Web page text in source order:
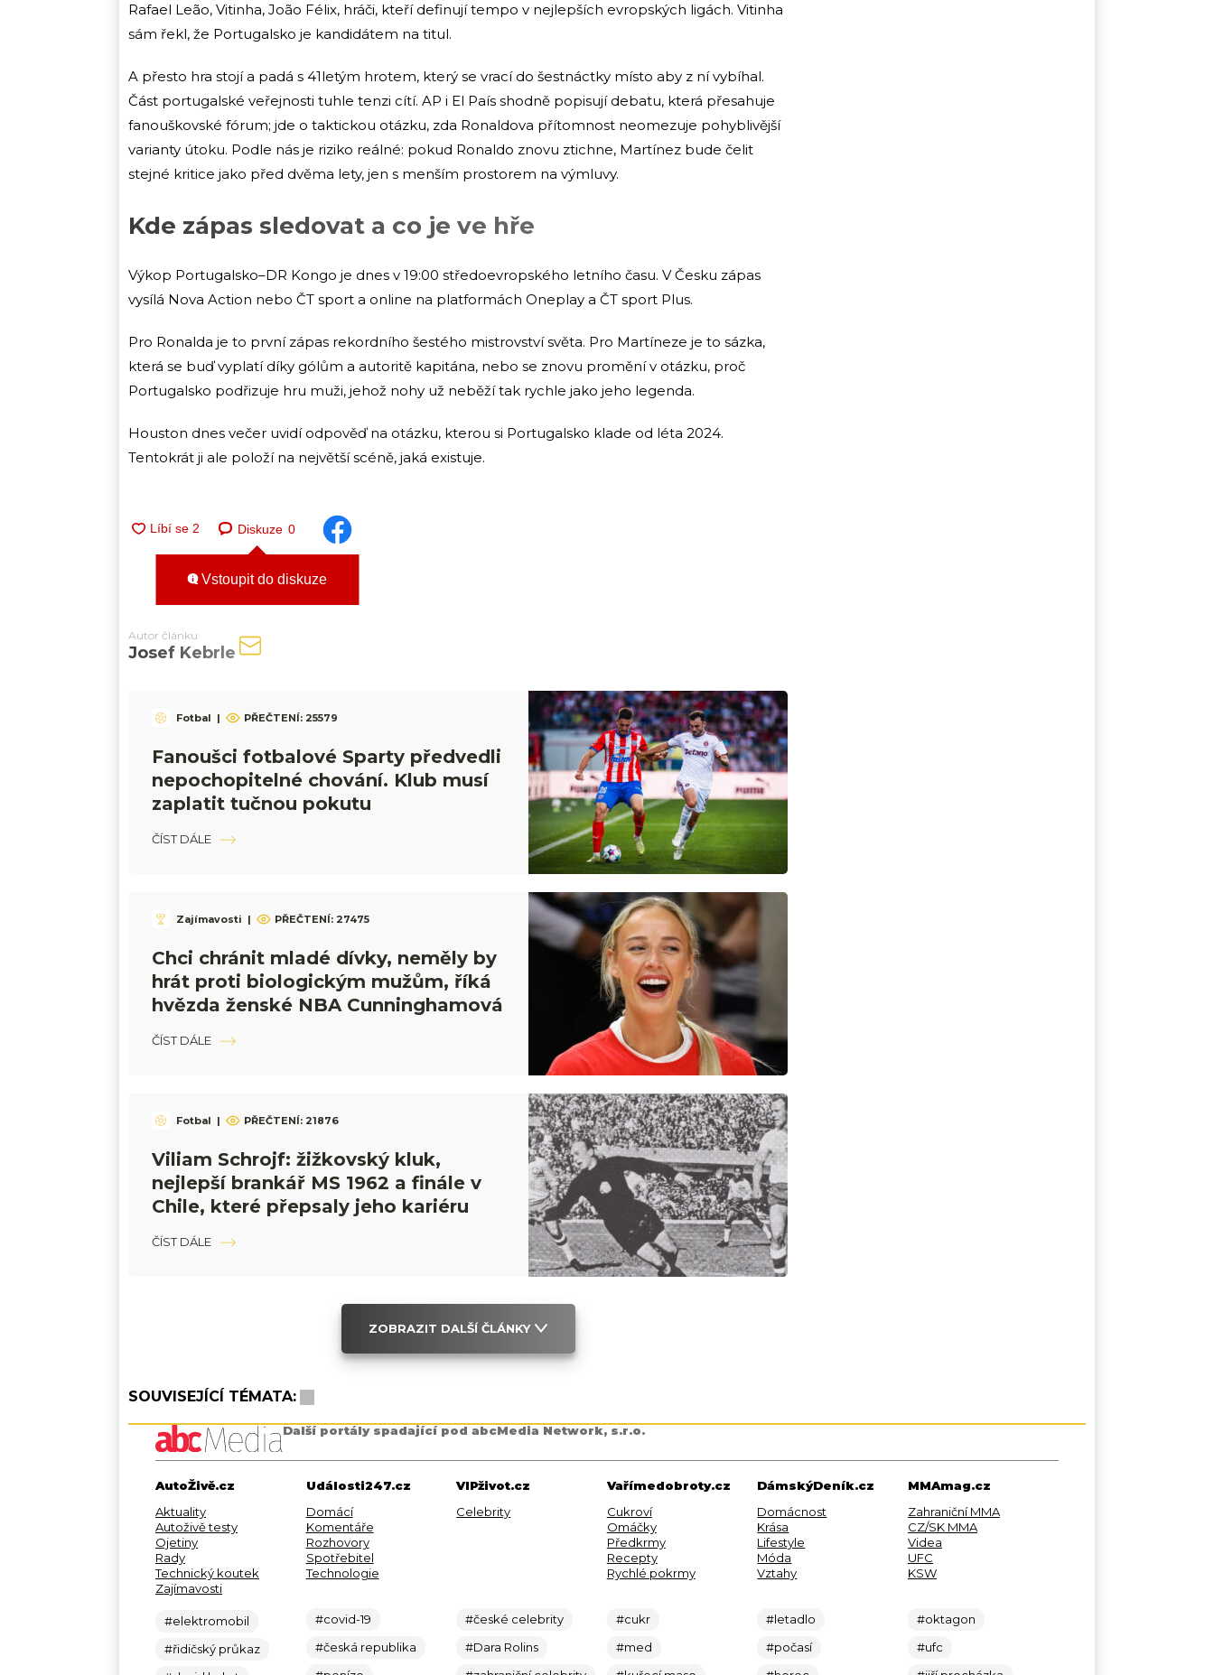
Rafael Leão, Vitinha, João Félix, hráči, kteří definují tempo v nejlepších evropských ligách. Vitinha
sám řekl, že Portugalsko je kandidátem na titul.
A přesto hra stojí a padá s 41letým hrotem, který se vrací do šestnáctky místo aby z ní vybíhal.
Část portugalské veřejnosti tuhle tenzi cítí. AP i El País shodně popisují debatu, která přesahuje
fanouškovské fórum; jde o taktickou otázku, zda Ronaldova přítomnost neomezuje pohyblivější
varianty útoku. Podle nás je riziko reálné: pokud Ronaldo znovu ztichne, Martínez bude čelit
stejné kritice jako před dvěma lety, jen s menším prostorem na výmluvy.
Kde zápas sledovat a co je ve hře
Výkop Portugalsko–DR Kongo je dnes v 19:00 středoevropského letního času. V Česku zápas
vysílá Nova Action nebo ČT sport a online na platformách Oneplay a ČT sport Plus.
Pro Ronalda je to první zápas rekordního šestého mistrovství světa. Pro Martíneze je to sázka,
která se buď vyplatí díky gólům a autoritě kapitána, nebo se znovu promění v otázku, proč
Portugalsko podřizuje hru muži, jehož nohy už neběží tak rychle jako jeho legenda.
Houston dnes večer uvidí odpověď na otázku, kterou si Portugalsko klade od léta 2024.
Tentokrát ji ale položí na největší scéně, jaká existuje.
Diskuze 0
Vstoupit do diskuze
Autor článku
Josef Kebrle
Fotbal | PŘEČTENÍ: 25579
Fanoušci fotbalové Sparty předvedli
nepochopitelné chování. Klub musí
zaplatit tučnou pokutu
ČÍST DÁLE
Zajímavosti | PŘEČTENÍ: 27475
Chci chránit mladé dívky, neměly by
hrát proti biologickým mužům, říká
hvězda ženské NBA Cunninghamová
ČÍST DÁLE
Fotbal | PŘEČTENÍ: 21876
Viliam Schrojf: žižkovský kluk,
nejlepší brankář MS 1962 a finále v
Chile, které přepsaly jeho kariéru
ČÍST DÁLE
ZOBRAZIT DALŠÍ ČLÁNKY
SOUVISEJÍCÍ TÉMATA:
Další portály spadající pod abcMedia Network, s.r.o.
AutoŽivě.cz
Aktuality
Autoživě testy
Ojetiny
Rady
Technický koutek
Zajímavosti
#elektromobil
#řidičský průkaz
Události247.cz
Domácí
Komentáře
Rozhovory
Spotřebitel
Technologie
#covid-19
#česká republika
VIPživot.cz
Celebrity
#české celebrity
#Dara Rolins
Vařímedobroty.cz
Cukroví
Omáčky
Předkrmy
Recepty
Rychlé pokrmy
#cukr
#med
DámskýDeník.cz
Domácnost
Krása
Lifestyle
Móda
Vztahy
#letadlo
#počasí
MMAmag.cz
Zahraniční MMA
CZ/SK MMA
Videa
UFC
KSW
#oktagon
#ufc